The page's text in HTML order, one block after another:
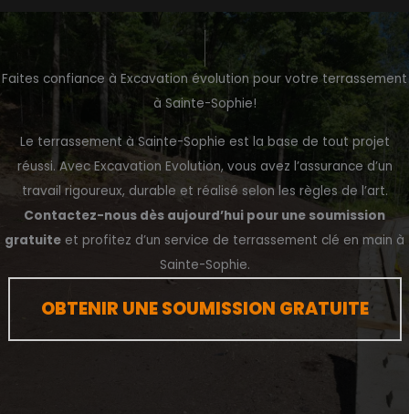
Faites confiance à Excavation évolution pour votre terrassement
à Sainte-Sophie!
Le terrassement à Sainte-Sophie est la base de tout projet
réussi. Avec Excavation Evolution, vous avez l’assurance d’un
travail rigoureux, durable et réalisé selon les règles de l’art.
Contactez-nous dès aujourd’hui pour une soumission
gratuite et profitez d’un service de terrassement clé en main à
Sainte-Sophie.
OBTENIR UNE SOUMISSION GRATUITE